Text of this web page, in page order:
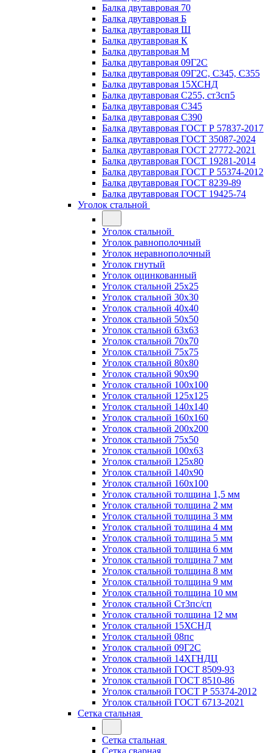
Балка двутавровая 70
Балка двутавровая Б
Балка двутавровая Ш
Балка двутавровая К
Балка двутавровая М
Балка двутавровая 09Г2С
Балка двутавровая 09Г2С, С345, С355
Балка двутавровая 15ХСНД
Балка двутавровая С255, ст3сп5
Балка двутавровая С345
Балка двутавровая С390
Балка двутавровая ГОСТ Р 57837-2017
Балка двутавровая ГОСТ 35087-2024
Балка двутавровая ГОСТ 27772-2021
Балка двутавровая ГОСТ 19281-2014
Балка двутавровая ГОСТ Р 55374-2012
Балка двутавровая ГОСТ 8239-89
Балка двутавровая ГОСТ 19425-74
Уголок стальной
Уголок стальной
Уголок равнополочный
Уголок неравнополочный
Уголок гнутый
Уголок оцинкованный
Уголок стальной 25х25
Уголок стальной 30х30
Уголок стальной 40х40
Уголок стальной 50х50
Уголок стальной 63х63
Уголок стальной 70х70
Уголок стальной 75х75
Уголок стальной 80х80
Уголок стальной 90х90
Уголок стальной 100х100
Уголок стальной 125х125
Уголок стальной 140х140
Уголок стальной 160х160
Уголок стальной 200х200
Уголок стальной 75х50
Уголок стальной 100х63
Уголок стальной 125х80
Уголок стальной 140х90
Уголок стальной 160х100
Уголок стальной толщина 1,5 мм
Уголок стальной толщина 2 мм
Уголок стальной толщина 3 мм
Уголок стальной толщина 4 мм
Уголок стальной толщина 5 мм
Уголок стальной толщина 6 мм
Уголок стальной толщина 7 мм
Уголок стальной толщина 8 мм
Уголок стальной толщина 9 мм
Уголок стальной толщина 10 мм
Уголок стальной Ст3пс/сп
Уголок стальной толщина 12 мм
Уголок стальной 15ХСНД
Уголок стальной 08пс
Уголок стальной 09Г2С
Уголок стальной 14ХГНДЦ
Уголок стальной ГОСТ 8509-93
Уголок стальной ГОСТ 8510-86
Уголок стальной ГОСТ Р 55374-2012
Уголок стальной ГОСТ 6713-2021
Сетка стальная
Сетка стальная
Сетка сварная